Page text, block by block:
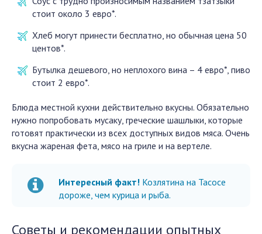
стоит около 3 евро*.
Хлеб могут принести бесплатно, но обычная цена 50
центов*.
Бутылка дешевого, но неплохого вина – 4 евро*, пиво
стоит 2 евро*.
Блюда местной кухни действительно вкусны. Обязательно
нужно попробовать мусаку, греческие шашлыки, которые
готовят практически из всех доступных видов мяса. Очень
вкусна жареная фета, мясо на гриле и на вертеле.
Интересный факт! Козлятина на Тасосе
дороже, чем курица и рыба.
Советы и рекомендации опытных